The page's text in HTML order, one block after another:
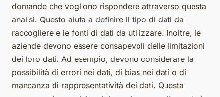
domande che vogliono rispondere attraverso questa
analisi. Questo aiuta a definire il tipo di dati da
raccogliere e le fonti di dati da utilizzare. Inoltre, le
aziende devono essere consapevoli delle limitazioni
dei loro dati. Ad esempio, devono considerare la
possibilità di errori nei dati, di bias nei dati o di
mancanza di rappresentatività dei dati. Questa